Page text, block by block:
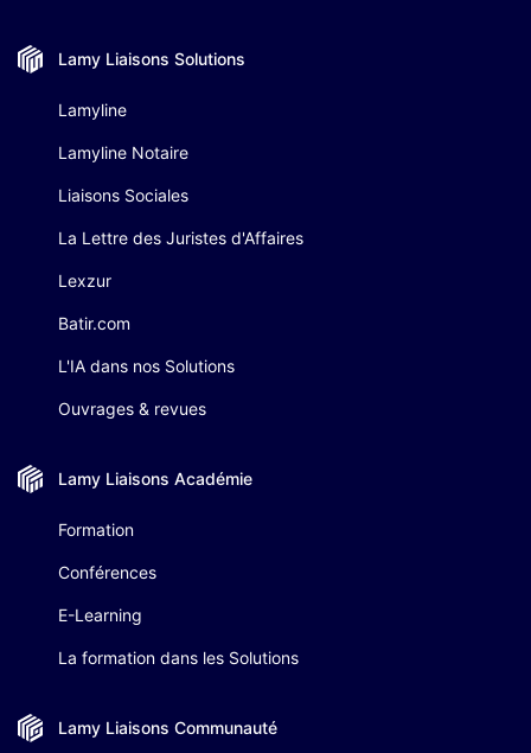
Lamy Liaisons Solutions
Lamyline
Lamyline Notaire
Liaisons Sociales
La Lettre des Juristes d'Affaires
Lexzur
Batir.com
L'IA dans nos Solutions
Ouvrages & revues
Lamy Liaisons Académie
Formation
Conférences
E-Learning
La formation dans les Solutions
Lamy Liaisons Communauté